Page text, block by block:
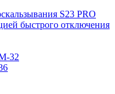
S23 PRO
быстрого отключения
32